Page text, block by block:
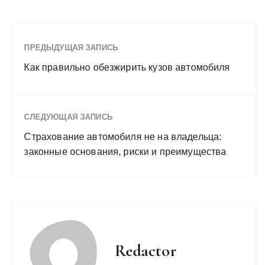
ПРЕДЫДУЩАЯ ЗАПИСЬ
Как правильно обезжирить кузов автомобиля
СЛЕДУЮЩАЯ ЗАПИСЬ
Страхование автомобиля не на владельца:
законные основания, риски и преимущества
Redactor